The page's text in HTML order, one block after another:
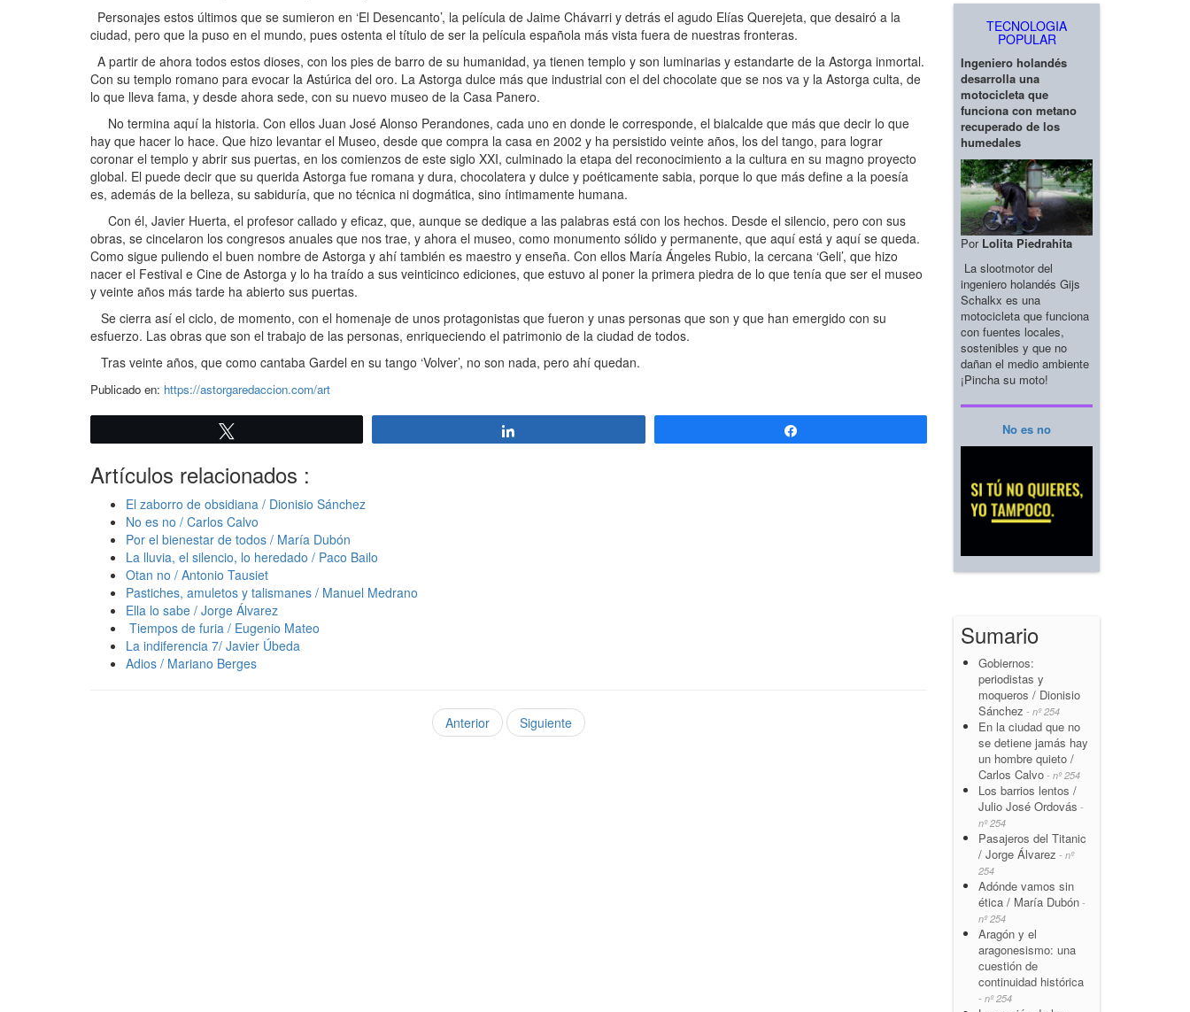
Personajes estos últimos que se sumieron en ‘El Desencanto’, la película de Jaime Chávarri y detrás el agudo Elías Querejeta, que desairó a la
ciudad, pero que la puso en el mundo, pues ostenta el título de ser la película española más vista fuera de nuestras fronteras.
A partir de ahora todos estos dioses, con los pies de barro de su humanidad, ya tienen templo y son luminarias y estandarte de la Astorga inmortal.
Con su templo romano para evocar la Astúrica del oro. La Astorga dulce más que industrial con el del chocolate que se nos va y la Astorga culta, de
lo que lleva fama, y desde ahora sede, con su nuevo museo de la Casa Panero.
No termina aquí la historia. Con ellos Juan José Alonso Perandones, cada uno en donde le corresponde, el bialcalde que más que decir lo que
hay que hacer lo hace. Que hizo levantar el Museo, desde que compra la casa en 2002 y ha persistido veinte años, los del tango, para lograr
coronar el templo y abrir sus puertas, en los comienzos de este siglo XXI, culminado la etapa del reconocimiento a la cultura en su magno proyecto
global. El puede decir que su querida Astorga fue romana y dura, chocolatera y dulce y poéticamente sabia, porque lo que más define a la poesía
es, además de la belleza, su sabiduría, que no técnica ni dogmática, sino íntimamente humana.
Con él, Javier Huerta, el profesor callado y eficaz, que, aunque se dedique a las palabras está con los hechos. Desde el silencio, pero con sus
obras, se cincelaron los congresos anuales que nos trae, y ahora el museo, como monumento sólido y permanente, que aquí está y aquí se queda.
Como sigue puliendo el buen nombre de Astorga y ahí también es maestro y enseña. Con ellos María Ángeles Rubio, la cercana ‘Geli’, que hizo
nacer el Festival e Cine de Astorga y lo ha traído a sus veinticinco ediciones, que estuvo al poner la primera piedra de lo que tenía que ser el museo
y veinte años más tarde ha abierto sus puertas.
Se cierra así el ciclo, de momento, con el homenaje de unos protagonistas que fueron y unas personas que son y que han emergido con su
esfuerzo. Las obras que son el trabajo de las personas, enriqueciendo el patrimonio de la ciudad de todos.
Tras veinte años, que como cantaba Gardel en su tango ‘Volver’, no son nada, pero ahí quedan.
Publicado en: https://astorgaredaccion.com/art
Artículos relacionados :
El zaborro de obsidiana / Dionisio Sánchez
No es no / Carlos Calvo
Por el bienestar de todos / María Dubón
La lluvia, el silencio, lo heredado / Paco Bailo
Otan no / Antonio Tausiet
Pastiches, amuletos y talismanes / Manuel Medrano
Ella lo sabe / Jorge Álvarez
Tiempos de furia / Eugenio Mateo
La indiferencia 7/ Javier Úbeda
Adios / Mariano Berges
Anterior Siguiente
TECNOLOGIA
POPULAR
Ingeniero holandés
desarrolla una
motocicleta que
funciona con metano
recuperado de los
humedales
Por Lolita Piedrahita
La slootmotor del
ingeniero holandés Gijs
Schalkx es una
motocicleta que funciona
con fuentes locales,
sostenibles y que no
dañan el medio ambiente
¡Pincha su moto!
No es no
Sumario
Gobiernos:
periodistas y
moqueros / Dionisio
Sánchez - nº 254
En la ciudad que no
se detiene jamás hay
un hombre quieto /
Carlos Calvo - nº 254
Los barrios lentos /
Julio José Ordovás -
nº 254
Pasajeros del Titanic
/ Jorge Álvarez - nº
254
Adónde vamos sin
ética / María Dubón -
nº 254
Aragón y el
aragonesismo: una
cuestión de
continuidad histórica
- nº 254